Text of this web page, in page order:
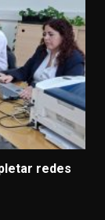
redes